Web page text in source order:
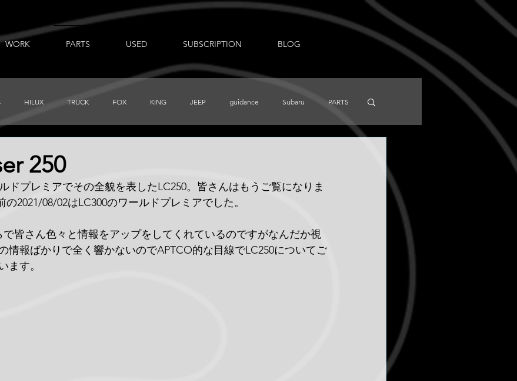
WORK PARTS USED SUBSCRIPTION BLOG
HILUX TRUCK FOX KING JEEP guidance Subaru PARTS
PRERUNNER
250
ドプレミアでその全貌を表したLC250。皆さんはもうご覧になりま
の2021/08/02はLC300のワールドプレミアでした。
で皆さん色々と情報をアップをしてくれているのですがなんだか視
情報ばかりで全く響かないのでAPTCO的な目線でLC250についてご
ます。